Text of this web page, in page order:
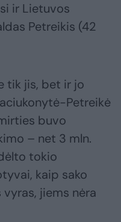
ir Lietuvos
Petreikis (42
tik jis, bet ir jo
Petreikė
buvo
– net 3 mln.
tokio
kaip sako
jiems nėra